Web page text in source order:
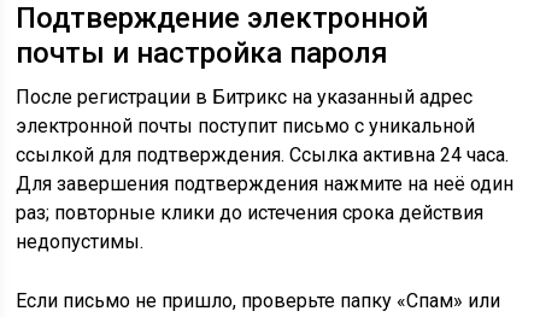
Подтверждение электронной
почты и настройка пароля
После регистрации в Битрикс на указанный адрес
электронной почты поступит письмо с уникальной
ссылкой для подтверждения. Ссылка активна 24 часа.
Для завершения подтверждения нажмите на неё один
раз; повторные клики до истечения срока действия
недопустимы.
Если письмо не пришло, проверьте папку «Спам» или